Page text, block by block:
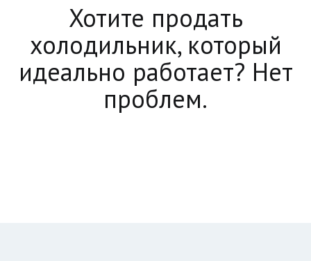
Хотите продать
холодильник, который
идеально работает? Нет
проблем.